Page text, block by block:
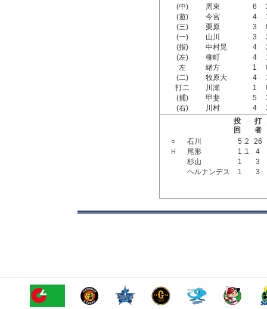
(中)
周東 6
(遊)
今宮 4
(三)
栗原 3
(一)
山川 3
(指)
中村晃 4
(左)
柳町 4
左
緒方 1
(二)
牧原大 4
打二
川瀬 1
(捕)
甲斐 5
(右)
川村 4
投
回
打
者
○
石川 5 .2
26
Ｈ
尾形 1 .1
4
杉山
1
3
ヘルナンデス
1 3